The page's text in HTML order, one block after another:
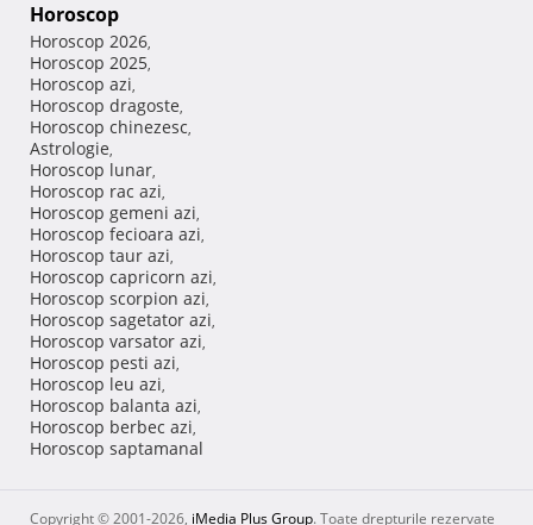
Horoscop
Horoscop 2026,
Horoscop 2025,
Horoscop azi,
Horoscop dragoste,
Horoscop chinezesc,
Astrologie,
Horoscop lunar,
Horoscop rac azi,
Horoscop gemeni azi,
Horoscop fecioara azi,
Horoscop taur azi,
Horoscop capricorn azi,
Horoscop scorpion azi,
Horoscop sagetator azi,
Horoscop varsator azi,
Horoscop pesti azi,
Horoscop leu azi,
Horoscop balanta azi,
Horoscop berbec azi,
Horoscop saptamanal
Copyright © 2001-2026, iMedia Plus Group. Toate drepturile rezervate